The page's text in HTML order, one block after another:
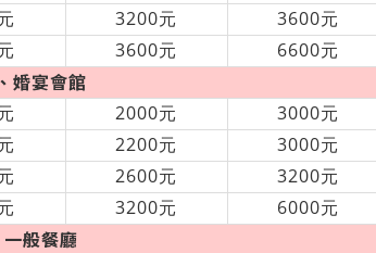
3200元 3600元
3600元 6600元
婚宴會館
2000元 3000元
2200元 3000元
2600元 3200元
3200元 6000元
般餐廳